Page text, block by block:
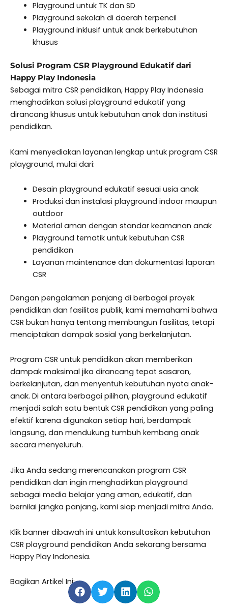
Playground untuk TK dan SD
Playground sekolah di daerah terpencil
Playground inklusif untuk anak berkebutuhan
khusus
Solusi Program CSR Playground Edukatif dari
Happy Play Indonesia
Sebagai mitra CSR pendidikan, Happy Play Indonesia
menghadirkan solusi playground edukatif yang
dirancang khusus untuk kebutuhan anak dan institusi
pendidikan.
Kami menyediakan layanan lengkap untuk program CSR
playground, mulai dari:
Desain playground edukatif sesuai usia anak
Produksi dan instalasi playground indoor maupun
outdoor
Material aman dengan standar keamanan anak
Playground tematik untuk kebutuhan CSR
pendidikan
Layanan maintenance dan dokumentasi laporan
CSR
Dengan pengalaman panjang di berbagai proyek
pendidikan dan fasilitas publik, kami memahami bahwa
CSR bukan hanya tentang membangun fasilitas, tetapi
menciptakan dampak sosial yang berkelanjutan.
Program CSR untuk pendidikan akan memberikan
dampak maksimal jika dirancang tepat sasaran,
berkelanjutan, dan menyentuh kebutuhan nyata anak-
anak. Di antara berbagai pilihan, playground edukatif
menjadi salah satu bentuk CSR pendidikan yang paling
efektif karena digunakan setiap hari, berdampak
langsung, dan mendukung tumbuh kembang anak
secara menyeluruh.
Jika Anda sedang merencanakan program CSR
pendidikan dan ingin menghadirkan playground
sebagai media belajar yang aman, edukatif, dan
bernilai jangka panjang, kami siap menjadi mitra Anda.
Klik banner dibawah ini untuk konsultasikan kebutuhan
CSR playground pendidikan Anda sekarang bersama
Happy Play Indonesia.
Bagikan Artikel Ini: